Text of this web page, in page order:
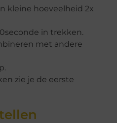
kleine hoeveelheid 2x
in trekken.
met andere
zie je de eerste